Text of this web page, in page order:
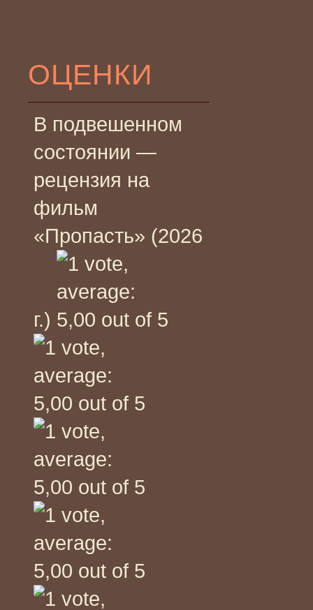
ОЦЕНКИ
В подвешенном
состоянии —
рецензия на
фильм
«Пропасть» (2026
г.)